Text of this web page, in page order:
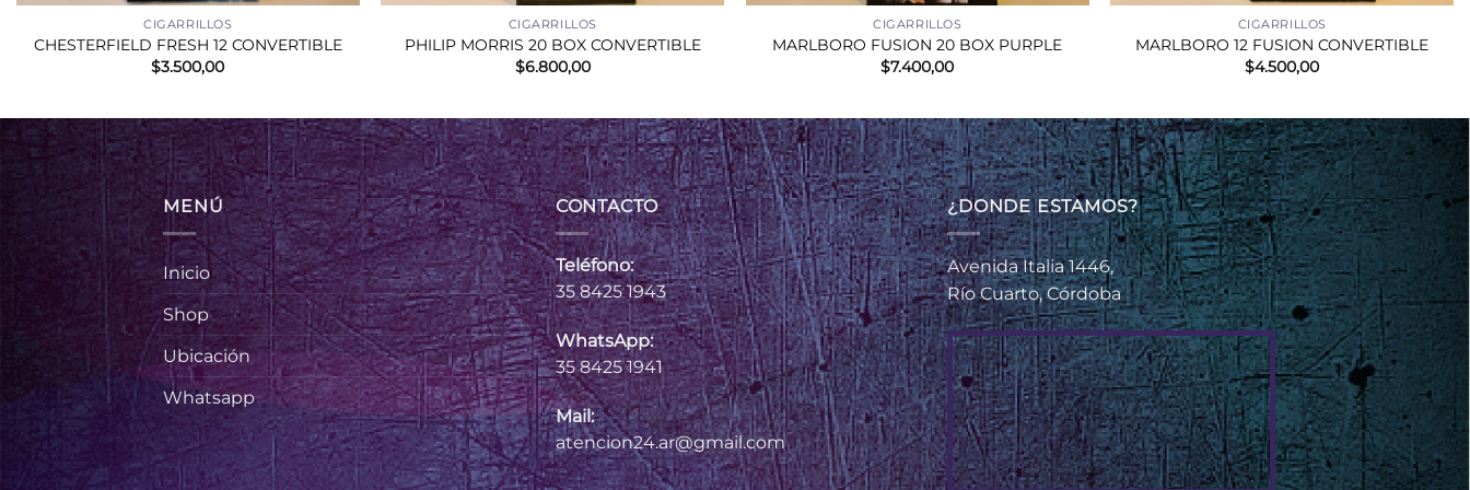
CIGARRILLOS
CHESTERFIELD FRESH 12 CONVERTIBLE
$3.500,00
CIGARRILLOS
PHILIP MORRIS 20 BOX CONVERTIBLE
$6.800,00
CIGARRILLOS
MARLBORO FUSION 20 BOX PURPLE
$7.400,00
CIGARRILLOS
MARLBORO 12 FUSION CONVERTIBLE
$4.500,00
MENÚ
Inicio
Shop
Ubicación
Whatsapp
CONTACTO
Teléfono:
35 8425 1943
WhatsApp:
35 8425 1941
Mail:
atencion24.ar@gmail.com
¿DONDE ESTAMOS?
Avenida Italia 1446,
Río Cuarto, Córdoba